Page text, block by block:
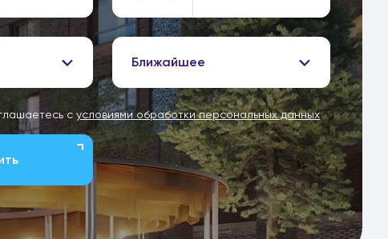
Ближайшее
с условиями обработки персональных данных